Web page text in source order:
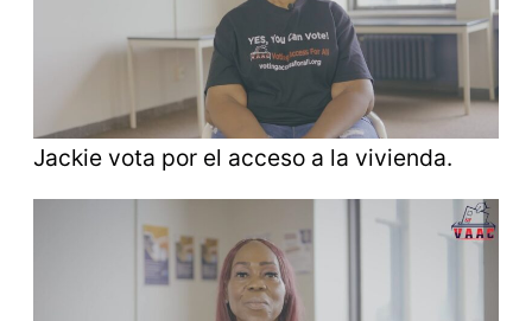
Jackie vota por el acceso a la vivienda.